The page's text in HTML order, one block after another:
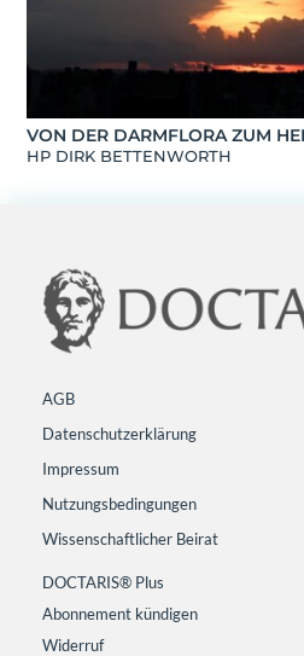
VON DER DARMFLORA ZUM
HP DIRK BETTENWORTH
AGB
Datenschutzerklärung
Impressum
Nutzungsbedingungen
Wissenschaftlicher Beirat
DOCTARIS® Plus
Abonnement kündigen
Widerruf